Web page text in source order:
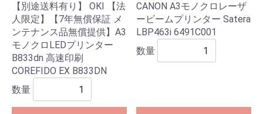
【別途送料有り】 OKI 【法
人限定】【7年無償保証 メ
ンテナンス品無償提供】A3
モノクロLEDプリンター
B833dn 高速印刷
COREFIDO EX B833DN
数量
CANON A3モノクロレーザ
ービームプリンター Satera
LBP463i 6491C001
数量